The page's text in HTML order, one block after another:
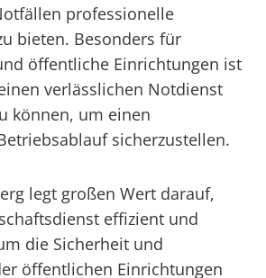
professionelle
bieten. Besonders für
öffentliche Einrichtungen ist
verlässlichen Notdienst
können, um einen
sicherzustellen.
legt großen Wert darauf,
effizient und
die Sicherheit und
öffentlichen Einrichtungen